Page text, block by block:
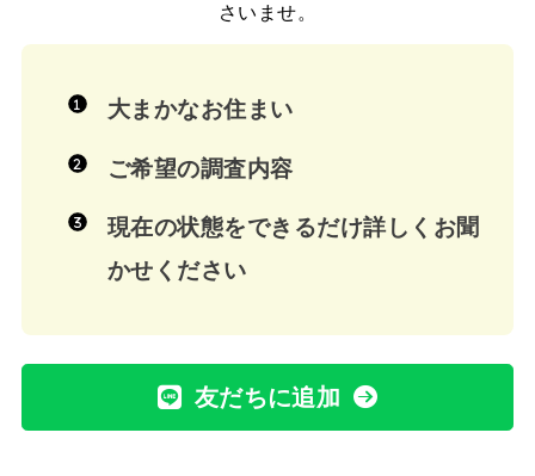
さいませ。
大まかなお住まい
ご希望の調査内容
現在の状態をできるだけ詳しくお聞
かせください
友だちに追加